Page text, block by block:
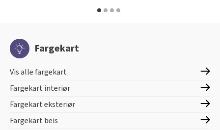
Fargekart
Vis alle fargekart
Fargekart interiør
Fargekart eksteriør
Fargekart beis